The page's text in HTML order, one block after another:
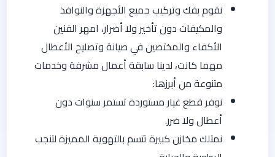
نقوم بفك وتركيب جميع الأجهزة والنوافذ
والمكيفات دون تأخير ولا أضرار، امهر الفنين
الأكفاء والمختصين في صيانة وتصليح الأعطال
مهما كانت، لدينا سابقة أعمال مشرفة وخدمات
متنوعة من أبرزها:
نوفر قطع غيار مستوردة تستمر سنوات دون
أعطال ولا ضرر.
نمتلك مخازن كبيرة تتسم بالتهوية المميزة لتنجب